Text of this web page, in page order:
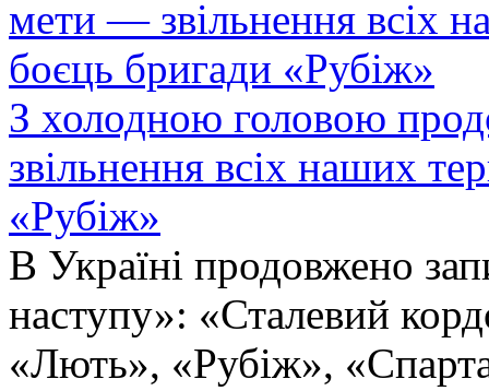
З холодною головою
звільнення всіх наших
«Рубіж»
В Україні продовжено
наступу»: «Сталевий
«Лють», «Рубіж»,